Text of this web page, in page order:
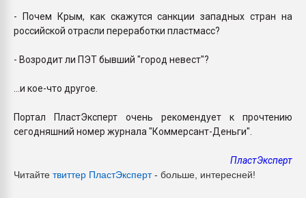
- Почем Крым, как скажутся санкции западных стран на
российской отрасли переработки пластмасс?
- Возродит ли ПЭТ бывший "город невест"?
...и кое-что другое.
Портал ПластЭксперт очень рекомендует к прочтению
сегодняшний номер журнала "Коммерсант-Деньги".
ПластЭксперт
Читайте твиттер ПластЭксперт- больше, интересней!